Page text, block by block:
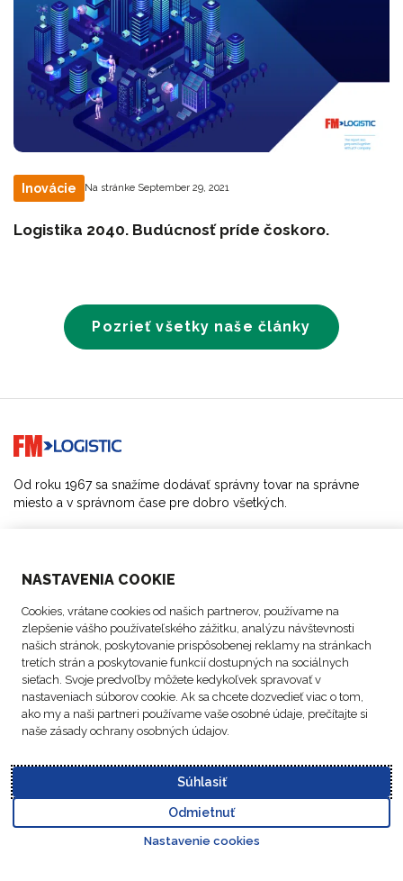
NASTAVENIA COOKIE
Cookies, vrátane cookies od našich partnerov, používame na
zlepšenie vášho používateľského zážitku, analýzu návštevnosti
našich stránok, poskytovanie prispôsobenej reklamy na stránkach
tretích strán a poskytovanie funkcií dostupných na sociálnych
sieťach. Svoje predvoľby môžete kedykoľvek spravovať v
nastaveniach súborov cookie. Ak sa chcete dozvedieť viac o tom,
ako my a naši partneri používame vaše osobné údaje, prečítajte si
naše zásady ochrany osobných údajov.
Súhlasiť
Odmietnuť
Nastavenie cookies
Inovácie Na stránke September 29, 2021
Logistika 2040. Budúcnosť príde čoskoro.
Pozrieť všetky naše články
Go to home page
Od roku 1967 sa snažíme dodávať správny tovar na správne
miesto a v správnom čase pre dobro všetkých.
O NÁS
AKTIVITY
SLEDUJTE NÁS
súborov cookie oznámenia
údajov